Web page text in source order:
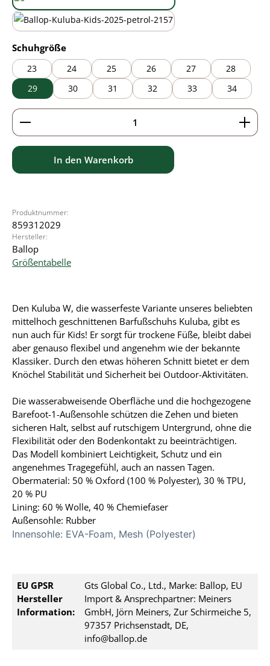
black/green
Schuhgrößeauswählen
23 24 25 26 27
28
29
30 31 32 33 34
Produkt Anzahl: Gib den gewünschten Wert ein
In den Warenkorb
Produktnummer:
859312029
Hersteller:
Ballop
Größentabelle
Den Kuluba W, die wasserfeste Variante unseres beliebten
mittelhoch geschnittenen Barfußschuhs Kuluba, gibt es
nun auch für Kids! Er sorgt für trockene Füße, bleibt dabei
aber genauso flexibel und angenehm wie der bekannte
Klassiker. Durch den etwas höheren Schnitt bietet er dem
Knöchel Stabilität und Sicherheit bei Outdoor-Aktivitäten.
Die wasserabweisende Oberfläche und die hochgezogene
Barefoot-1-Außensohle schützen die Zehen und bieten
sicheren Halt, selbst auf rutschigem Untergrund, ohne die
Flexibilität oder den Bodenkontakt zu beeinträchtigen.
Das Modell kombiniert Leichtigkeit, Schutz und ein
angenehmes Tragegefühl, auch an nassen Tagen.
Obermaterial: 50 % Oxford (100 % Polyester), 30 % TPU,
20 % PU
Lining: 60 % Wolle, 40 % Chemiefaser
Außensohle: Rubber
Innensohle: EVA-Foam, Mesh (Polyester)
EU GPSR
Hersteller
Information:
Gts Global Co., Ltd., Marke: Ballop, EU
Import & Ansprechpartner: Meiners
GmbH, Jörn Meiners, Zur Schirmeiche 5,
97357 Prichsenstadt, DE,
info@ballop.de